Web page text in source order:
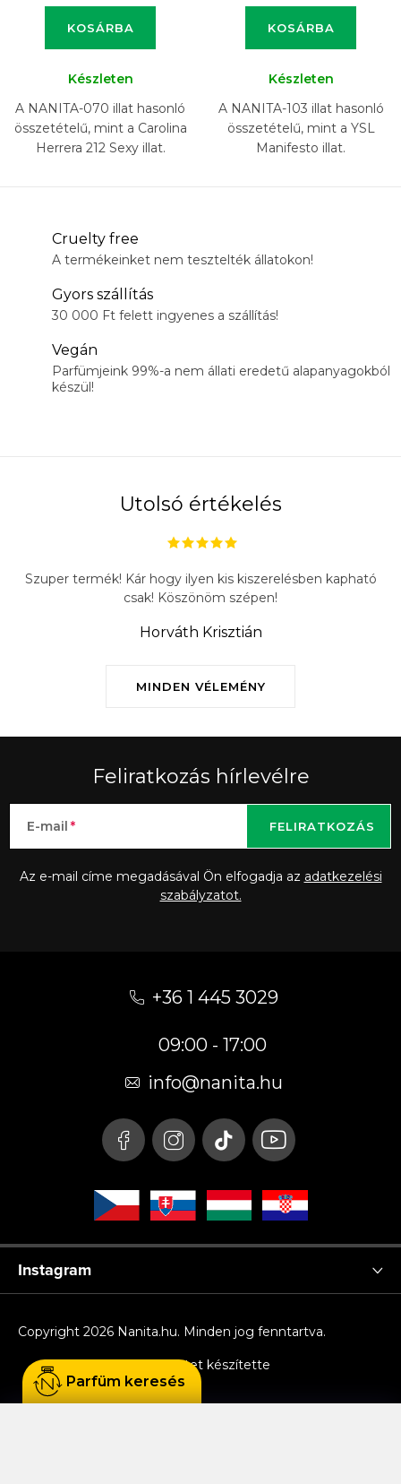
KOSÁRBA
Készleten
A NANITA-070 illat hasonló
összetételű, mint a Carolina
Herrera 212 Sexy illat.
KOSÁRBA
Készleten
A NANITA-103 illat hasonló
összetételű, mint a YSL
Manifesto illat.
Cruelty free
A termékeinket nem tesztelték állatokon!
Gyors szállítás
30 000 Ft felett ingyenes a szállítás!
Vegán
Parfümjeink 99%-a nem állati eredetű alapanyagokból
készül!
Utolsó értékelés
MINDEN VÉLEMÉNY
Szuper termék! Kár hogy ilyen kis kiszerelésben kapható
csak! Köszönöm szépen!
Horváth Krisztián
Feliratkozás hírlevélre
E-mail
Az e-mail címe megadásával Ön elfogadja az adatkezelési
szabályzatot.
FELIRATKOZÁS
+36 1 445 3029
09:00 - 17:00
info@nanita.hu
Instagram
Shoptet készítette
Copyright 2026 Nanita.hu. Minden jog fenntartva.
Parfüm keresés